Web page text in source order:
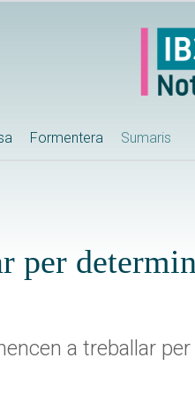
Formentera Sumaris
per
a treballar